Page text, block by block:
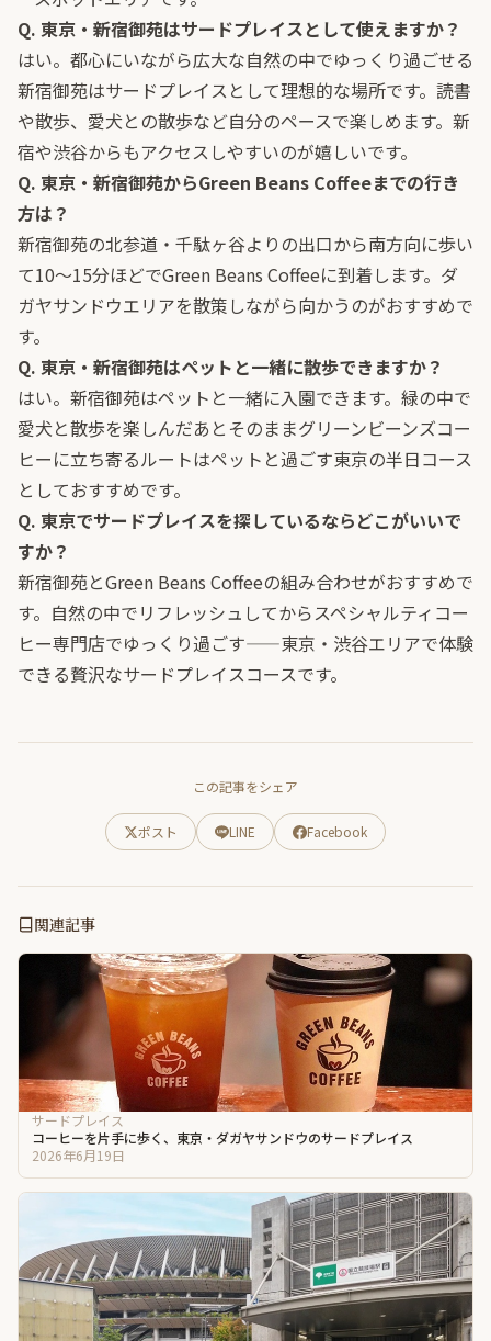
Q. 東京・新宿御苑はサードプレイスとして使えますか？
はい。都心にいながら広大な自然の中でゆっくり過ごせる
新宿御苑はサードプレイスとして理想的な場所です。読書
や散歩、愛犬との散歩など自分のペースで楽しめます。新
宿や渋谷からもアクセスしやすいのが嬉しいです。
Q. 東京・新宿御苑からGreen Beans Coffeeまでの行き
方は？
新宿御苑の北参道・千駄ヶ谷よりの出口から南方向に歩い
て10〜15分ほどでGreen Beans Coffeeに到着します。ダ
ガヤサンドウエリアを散策しながら向かうのがおすすめで
す。
Q. 東京・新宿御苑はペットと一緒に散歩できますか？
はい。新宿御苑はペットと一緒に入園できます。緑の中で
愛犬と散歩を楽しんだあとそのままグリーンビーンズコー
ヒーに立ち寄るルートはペットと過ごす東京の半日コース
としておすすめです。
Q. 東京でサードプレイスを探しているならどこがいいで
すか？
新宿御苑とGreen Beans Coffeeの組み合わせがおすすめで
す。自然の中でリフレッシュしてからスペシャルティコー
ヒー専門店でゆっくり過ごす——東京・渋谷エリアで体験
できる贅沢なサードプレイスコースです。
この記事をシェア
ポスト LINE Facebook
関連記事
サードプレイス
コーヒーを片手に歩く、東京・ダガヤサンドウのサードプレイス
2026年6月19日